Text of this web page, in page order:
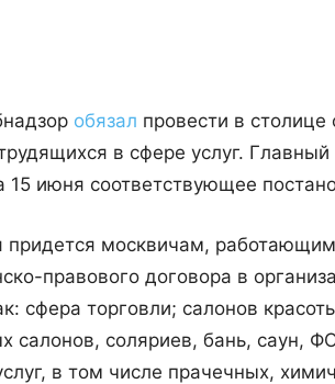
обязал провести в
в сфере услуг.
15 июня соответствующее
придется москвичам,
правового договора в
сфера торговли; салонов
салонов, соляриев, бань, саун,
в том числе прачечных,